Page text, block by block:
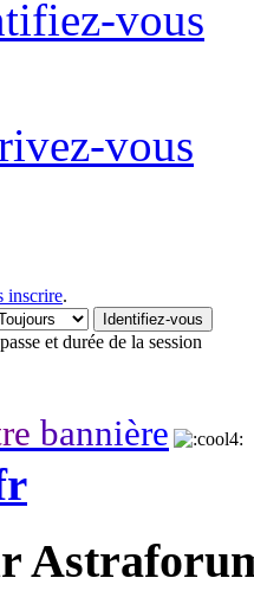
vous
vous
inscrire.
et durée de la session
re bannière